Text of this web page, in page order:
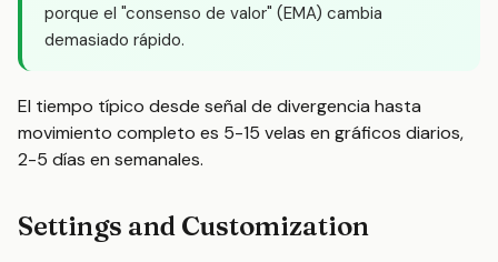
porque el "consenso de valor" (EMA) cambia
demasiado rápido.
El tiempo típico desde señal de divergencia hasta
movimiento completo es 5-15 velas en gráficos diarios,
2-5 días en semanales.
Settings and Customization